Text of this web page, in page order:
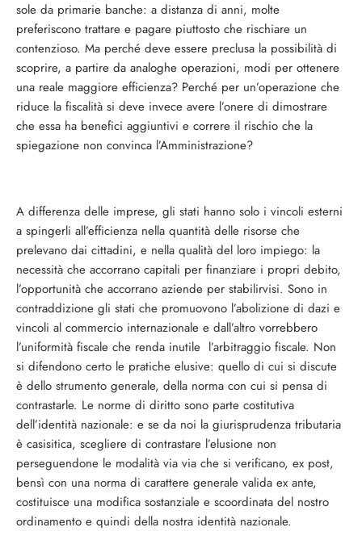
sole da primarie banche: a distanza di anni, molte
preferiscono trattare e pagare piuttosto che rischiare un
contenzioso. Ma perché deve essere preclusa la possibilità di
scoprire, a partire da analoghe operazioni, modi per ottenere
una reale maggiore efficienza? Perché per un’operazione che
riduce la fiscalità si deve invece avere l’onere di dimostrare
che essa ha benefici aggiuntivi e correre il rischio che la
spiegazione non convinca l’Amministrazione?
A differenza delle imprese, gli stati hanno solo i vincoli esterni
a spingerli all’efficienza nella quantità delle risorse che
prelevano dai cittadini, e nella qualità del loro impiego: la
necessità che accorrano capitali per finanziare i propri debito,
l’opportunità che accorrano aziende per stabilirvisi. Sono in
contraddizione gli stati che promuovono l’abolizione di dazi e
vincoli al commercio internazionale e dall’altro vorrebbero
l’uniformità fiscale che renda inutile l’arbitraggio fiscale. Non
si difendono certo le pratiche elusive: quello di cui si discute
è dello strumento generale, della norma con cui si pensa di
contrastarle. Le norme di diritto sono parte costitutiva
dell’identità nazionale: e se da noi la giurisprudenza tributaria
è casisitica, scegliere di contrastare l’elusione non
perseguendone le modalità via via che si verificano, ex post,
bensì con una norma di carattere generale valida ex ante,
costituisce una modifica sostanziale e scoordinata del nostro
ordinamento e quindi della nostra identità nazionale.